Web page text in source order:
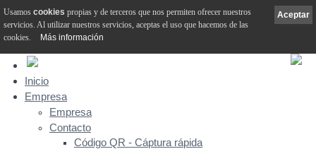
Inicio
Empresa
Empresa
Contacto
Código QR - Cáptura rápida
Aceptar
Usamos cookies propias y de terceros que nos permiten ofrecer nuestros
servicios. Al utilizar nuestros servicios, aceptas el uso que hacemos de las
cookies.
Más información